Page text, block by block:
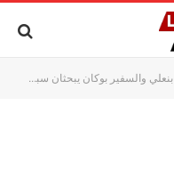
بنعلي والسفير بوكان يبحثان سبل تعزيز الاستثمار الأمريكي في قطاع الطاقة بالمغرب